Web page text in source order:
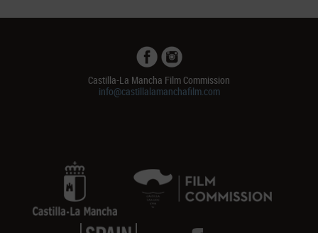
Castilla-La Mancha Film Commission
info@castillalamanchafilm.com